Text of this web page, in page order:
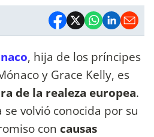
, hija de los príncipes
y Grace Kelly, es
de la realeza europea.
volvió conocida por su
con causas